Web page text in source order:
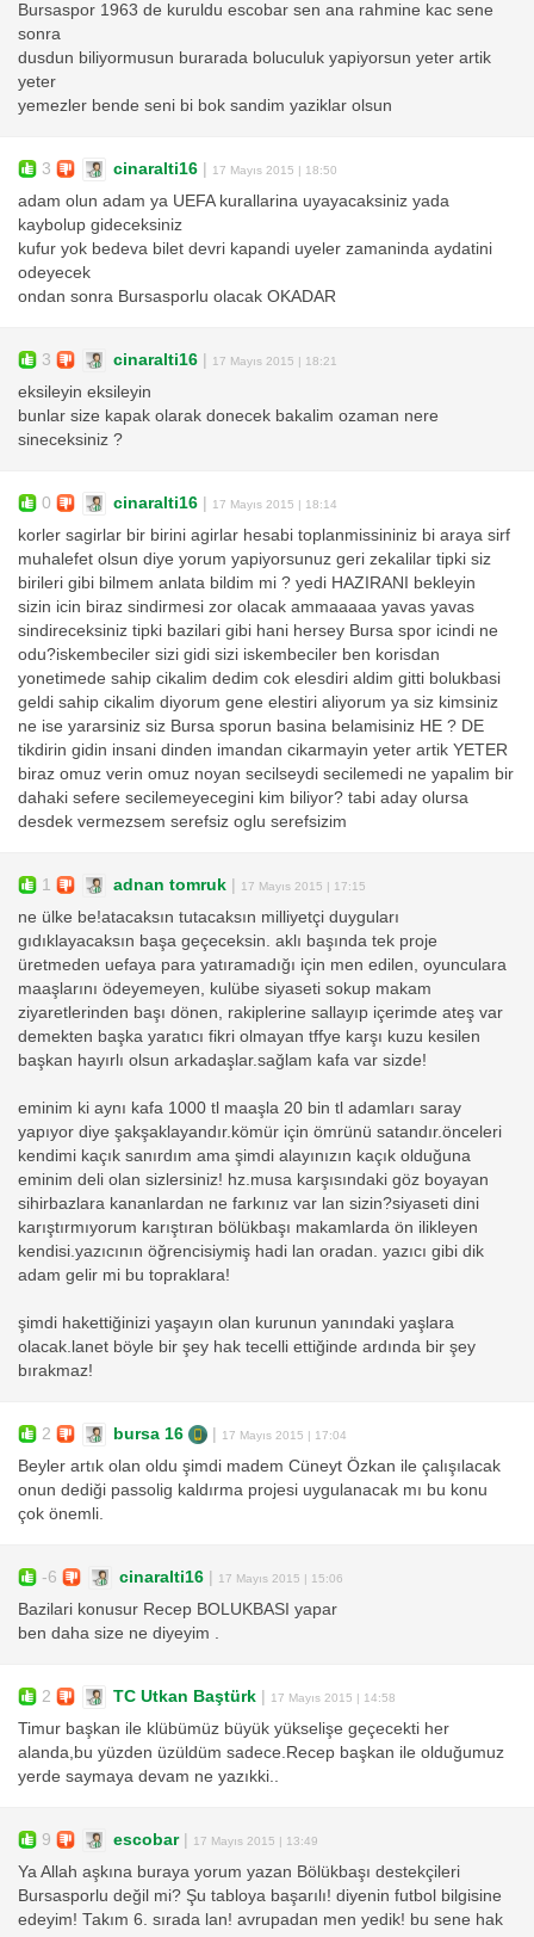
Bursaspor 1963 de kuruldu escobar sen ana rahmine kac sene
sonra
dusdun biliyormusun burarada boluculuk yapiyorsun yeter artik
yeter
yemezler bende seni bi bok sandim yaziklar olsun
3 cinaralti16 17 Mayıs 2015 | 18:50
adam olun adam ya UEFA kurallarina uyayacaksiniz yada
kaybolup gideceksiniz
kufur yok bedeva bilet devri kapandi uyeler zamaninda aydatini
odeyecek
ondan sonra Bursasporlu olacak OKADAR
3 cinaralti16 17 Mayıs 2015 | 18:21
eksileyin eksileyin
bunlar size kapak olarak donecek bakalim ozaman nere
sineceksiniz ?
0 cinaralti16 17 Mayıs 2015 | 18:14
korler sagirlar bir birini agirlar hesabi toplanmissininiz bi araya sirf
muhalefet olsun diye yorum yapiyorsunuz geri zekalilar tipki siz
birileri gibi bilmem anlata bildim mi ? yedi HAZIRANI bekleyin
sizin icin biraz sindirmesi zor olacak ammaaaaa yavas yavas
sindireceksiniz tipki bazilari gibi hani hersey Bursa spor icindi ne
odu?iskembeciler sizi gidi sizi iskembeciler ben korisdan
yonetimede sahip cikalim dedim cok elesdiri aldim gitti bolukbasi
geldi sahip cikalim diyorum gene elestiri aliyorum ya siz kimsiniz
ne ise yararsiniz siz Bursa sporun basina belamisiniz HE ? DE
tikdirin gidin insani dinden imandan cikarmayin yeter artik YETER
biraz omuz verin omuz noyan secilseydi secilemedi ne yapalim bir
dahaki sefere secilemeyecegini kim biliyor? tabi aday olursa
desdek vermezsem serefsiz oglu serefsizim
1 adnan tomruk 17 Mayıs 2015 | 17:15
ne ülke be!atacaksın tutacaksın milliyetçi duyguları
gıdıklayacaksın başa geçeceksin. aklı başında tek proje
üretmeden uefaya para yatıramadığı için men edilen, oyunculara
maaşlarını ödeyemeyen, kulübe siyaseti sokup makam
ziyaretlerinden başı dönen, rakiplerine sallayıp içerimde ateş var
demekten başka yaratıcı fikri olmayan tffye karşı kuzu kesilen
başkan hayırlı olsun arkadaşlar.sağlam kafa var sizde!
eminim ki aynı kafa 1000 tl maaşla 20 bin tl adamları saray
yapıyor diye şakşaklayandır.kömür için ömrünü satandır.önceleri
kendimi kaçık sanırdım ama şimdi alayınızın kaçık olduğuna
eminim deli olan sizlersiniz! hz.musa karşısındaki göz boyayan
sihirbazlara kananlardan ne farkınız var lan sizin?siyaseti dini
karıştırmıyorum karıştıran bölükbaşı makamlarda ön ilikleyen
kendisi.yazıcının öğrencisiymiş hadi lan oradan. yazıcı gibi dik
adam gelir mi bu topraklara!
şimdi hakettiğinizi yaşayın olan kurunun yanındaki yaşlara
olacak.lanet böyle bir şey hak tecelli ettiğinde ardında bir şey
bırakmaz!
2 bursa 16 17 Mayıs 2015 | 17:04
Beyler artık olan oldu şimdi madem Cüneyt Özkan ile çalışılacak
onun dediği passolig kaldırma projesi uygulanacak mı bu konu
çok önemli.
-6 cinaralti16 17 Mayıs 2015 | 15:06
Bazilari konusur Recep BOLUKBASI yapar
ben daha size ne diyeyim .
2 TC Utkan Baştürk 17 Mayıs 2015 | 14:58
Timur başkan ile klübümüz büyük yükselişe geçecekti her
alanda,bu yüzden üzüldüm sadece.Recep başkan ile olduğumuz
yerde saymaya devam ne yazıkki..
9 escobar| 17 Mayıs 2015 | 13:49
Ya Allah aşkına buraya yorum yazan Bölükbaşı destekçileri
Bursasporlu değil mi? Şu tabloya başarılı! diyenin futbol bilgisine
edeyim! Takım 6. sırada lan! avrupadan men yedik! bu sene hak